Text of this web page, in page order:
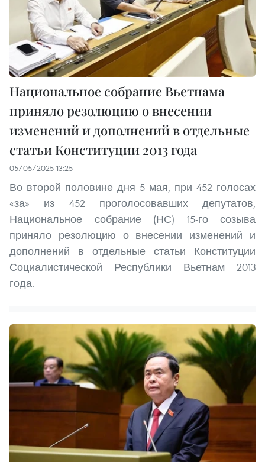
Национальное собрание Вьетнама
приняло резолюцию о внесении
изменений и дополнений в отдельные
статьи Конституции 2013 года
05/05/2025 13:25
Во второй половине дня 5 мая, при 452 голосах
«за» из 452 проголосовавших депутатов,
Национальное собрание (НС) 15-го созыва
приняло резолюцию о внесении изменений и
дополнений в отдельные статьи Конституции
Социалистической Республики Вьетнам 2013
года.